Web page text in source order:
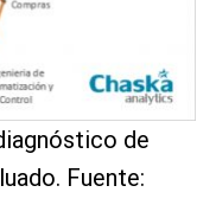
de
Fuente: